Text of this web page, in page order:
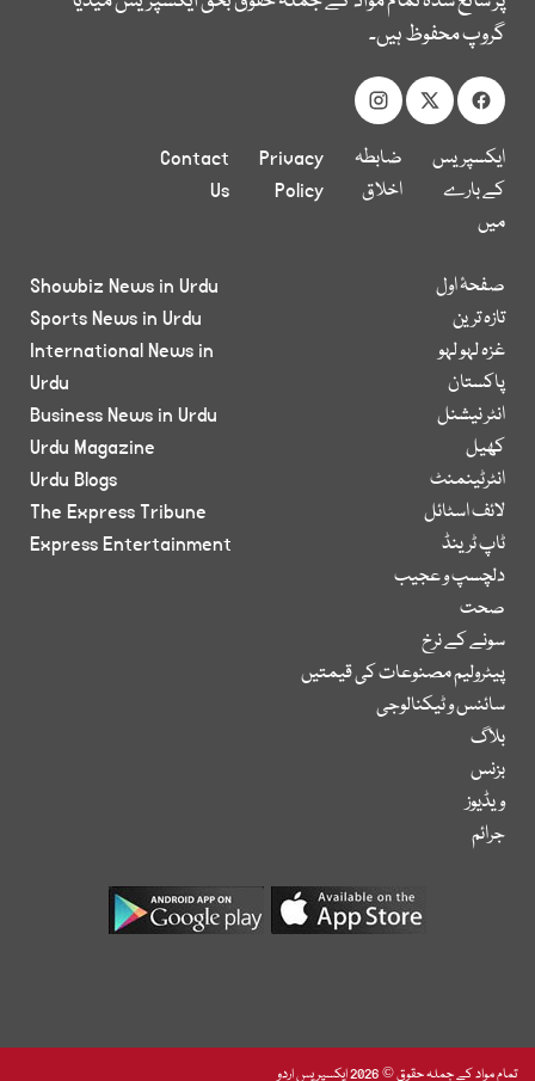
گروپ محفوظ ہیں۔
ایکسپریس
کے بارے
میں
ضابطہ
اخلاق
Privacy
Policy
Contact
Us
صفحۂ اول
تازہ ترین
غزہ لہو لہو
پاکستان
انٹر نیشنل
کھیل
انٹرٹینمنٹ
لائف اسٹائل
ٹاپ ٹرینڈ
دلچسپ و عجیب
صحت
سونے کے نرخ
پیٹرولیم مصنوعات کی قیمتیں
سائنس و ٹیکنالوجی
بلاگ
بزنس
ویڈیوز
جرائم
Showbiz News in Urdu
Sports News in Urdu
International News in
Urdu
Business News in Urdu
Urdu Magazine
Urdu Blogs
The Express Tribune
Express Entertainment
تمام مواد کے جملہ حقوق © 2026 ایکسپریس اردو